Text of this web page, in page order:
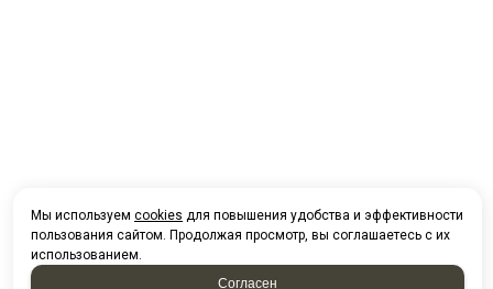
Мы используем cookies для повышения удобства и эффективности
пользования сайтом. Продолжая просмотр, вы соглашаетесь с их
использованием.
Согласен